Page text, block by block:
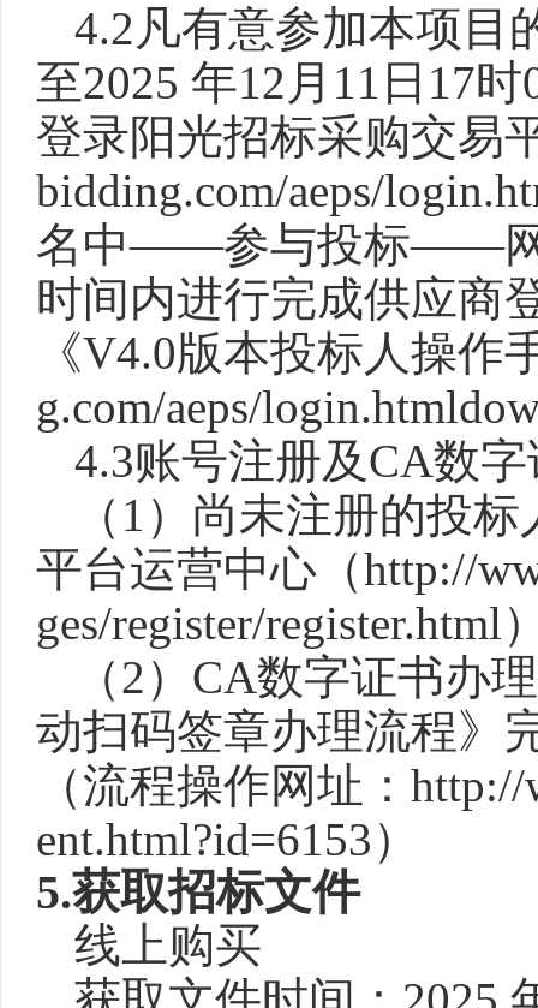
4.2凡有意参加本项目
至2025 年12月11日17时
登录阳光招标采购交易
bidding.com/aeps/
名中——参与投标——网
时间内进行完成供应商
《V4.0版本投标人操作
g.com/aeps/
4.3账号注册及CA数
（ 1）尚未注册的投
平台运营中心（http://
ges/register/
（2）CA数字证书办
动扫码签章办理流程》
（流程操作网址：
ent.html?id=6153）
5.获取招标文件
线上购买